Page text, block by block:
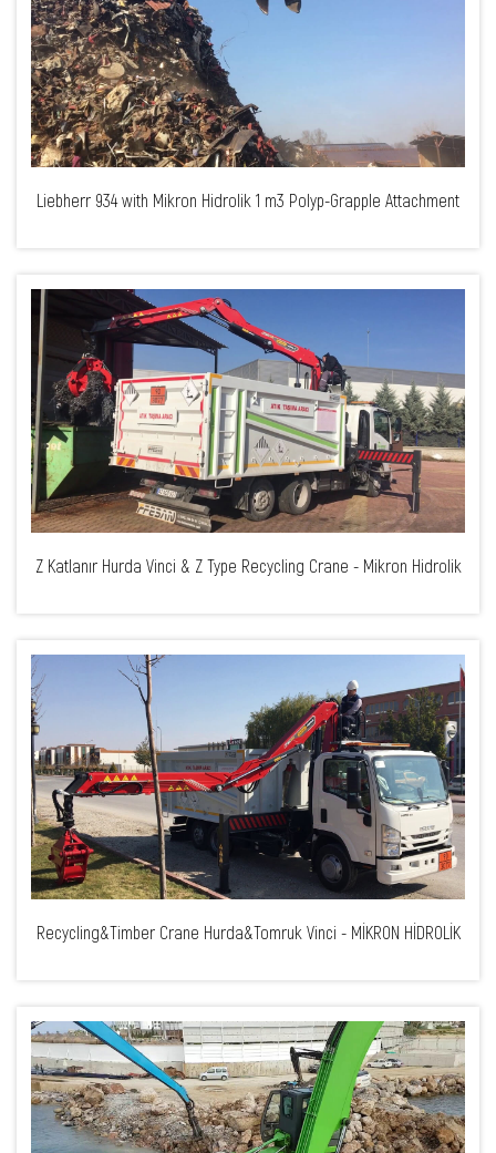
Liebherr 934 with Mikron Hidrolik 1 m3 Polyp-Grapple Attachment
Z Katlanır Hurda Vinci & Z Type Recycling Crane - Mikron Hidrolik
Recycling&Timber Crane Hurda&Tomruk Vinci - MİKRON HİDROLİK